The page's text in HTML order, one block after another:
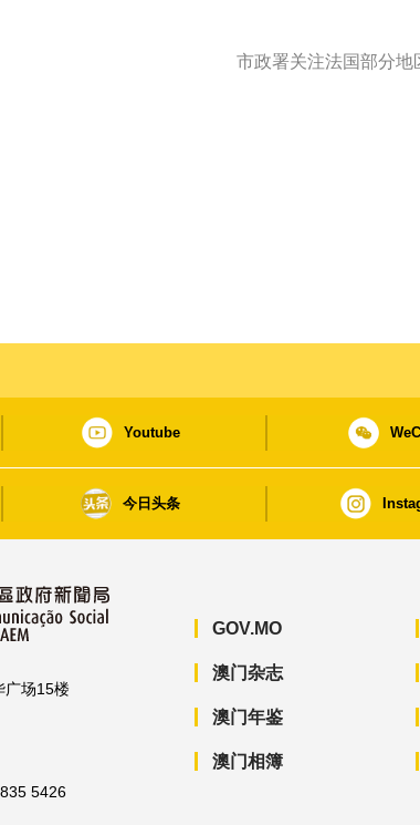
市政署关注法国部分
Youtube
今日头条
广场15楼
5426
GOV.MO
澳门杂志
澳门年鉴
澳门相簿